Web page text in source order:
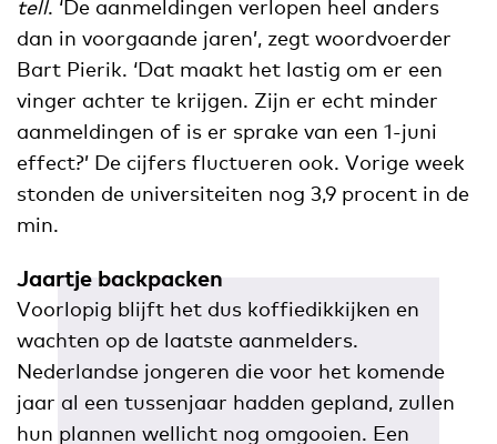
tell. ‘De aanmeldingen verlopen heel anders
dan in voorgaande jaren’, zegt woordvoerder
Bart Pierik. ‘Dat maakt het lastig om er een
vinger achter te krijgen. Zijn er echt minder
aanmeldingen of is er sprake van een 1-juni
effect?’ De cijfers fluctueren ook. Vorige week
stonden de universiteiten nog 3,9 procent in de
min.
Jaartje backpacken
Voorlopig blijft het dus koffiedikkijken en
wachten op de laatste aanmelders.
Nederlandse jongeren die voor het komende
jaar al een tussenjaar hadden gepland, zullen
hun plannen wellicht nog omgooien. Een